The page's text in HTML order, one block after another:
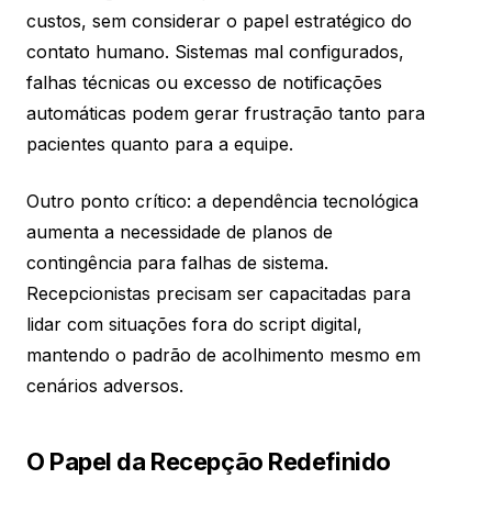
custos, sem considerar o papel estratégico do
contato humano. Sistemas mal configurados,
falhas técnicas ou excesso de notificações
automáticas podem gerar frustração tanto para
pacientes quanto para a equipe.
Outro ponto crítico: a dependência tecnológica
aumenta a necessidade de planos de
contingência para falhas de sistema.
Recepcionistas precisam ser capacitadas para
lidar com situações fora do script digital,
mantendo o padrão de acolhimento mesmo em
cenários adversos.
O Papel da Recepção Redefinido